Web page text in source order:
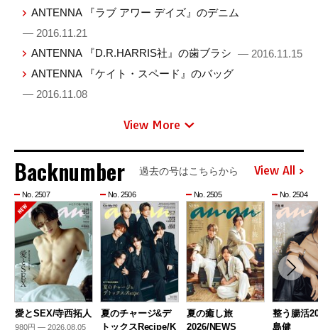
ANTENNA 『ラブ アワー デイズ』のデニム
— 2016.11.21
ANTENNA 『D.R.HARRIS社』の歯ブラシ — 2016.11.15
ANTENNA 『ケイト・スペード』のバッグ
— 2016.11.08
View More
Backnumber 過去の号はこちらから View All
No. 2507
愛とSEX/寺西拓人
980円 — 2026.08.05
No. 2506
夏のチャージ&デ
トックスRecipe/K
No. 2505
夏の癒し旅
2026/NEWS
No. 2504
整う腸活
島健